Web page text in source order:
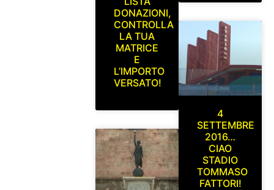
DONAZIONI,
CONTROLLA
LA TUA
MATRICE
E
L’IMPORTO
VERSATO!
4
SETTEMBRE
2016…
CIAO
STADIO
TOMMASO
FATTORI!